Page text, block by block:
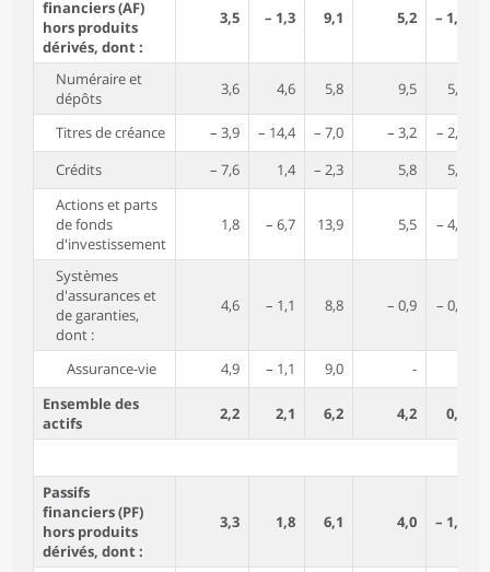
financiers (AF)
hors produits
dérivés, dont :
3,5 – 1,3 9,1 5,2 – 1,3
Numéraire et
dépôts
3,6 4,6 5,8 9,5 5,3
Titres de créance – 3,9 – 14,4 – 7,0 – 3,2
– 2,8
Crédits
– 7,6 1,4 – 2,3 5,8
5,9
Actions et parts
de fonds
d'investissement
1,8 – 6,7 13,9 5,5 – 4,5
Systèmes
d'assurances et
de garanties,
dont :
4,6 – 1,1 8,8 – 0,9 – 0,8
Assurance-vie 4,9 – 1,1 9,0 -
Ensemble des
actifs
2,2 2,1 6,2 4,2 0,8
Passifs
financiers (PF)
hors produits
dérivés, dont :
3,3 1,8 6,1 4,0 – 1,4